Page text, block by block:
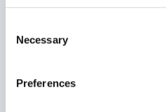
Selection
Necessary
Preferences